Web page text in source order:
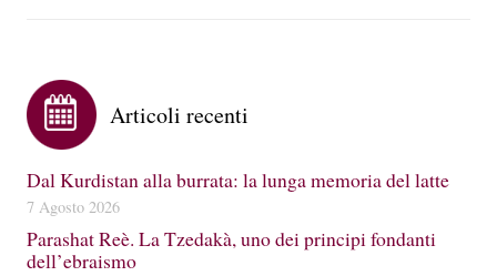
Articoli recenti
Dal Kurdistan alla burrata: la lunga memoria del latte
7 Agosto 2026
Parashat Reè. La Tzedakà, uno dei principi fondanti
dell’ebraismo